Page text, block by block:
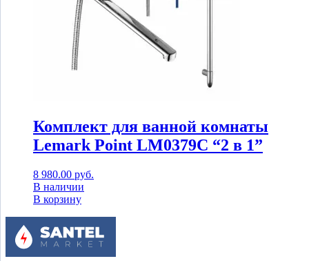
Комплект для ванной комнаты
Lemark Point LM0379C “2 в 1”
8 980.00 руб.
В наличии
В корзину